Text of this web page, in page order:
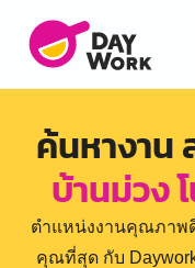
ค้นหางาน
บ้านม่วง
ตำแหน่งงานคุณภาพ
คุณที่สุด กับ